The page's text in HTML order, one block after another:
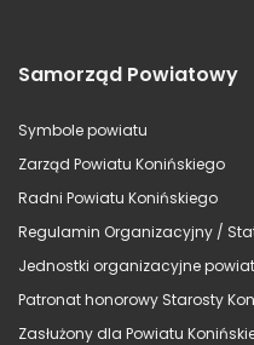
Samorząd Powiatowy
Symbole powiatu
Zarząd Powiatu Konińskiego
Radni Powiatu Konińskiego
Regulamin Organizacyjny /
Jednostki organizacyjne
Patronat honorowy Starosty
Zasłużony dla Powiatu